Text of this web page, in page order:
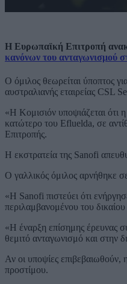
Η Ευρωπαϊκή Επιτροπή
κανόνων του ανταγωνισμού
Ο όμιλος θεωρείται ύποπτος
αυστραλιανής εταιρείας CSL
«Η Κομισιόν υποψιάζεται ότι
κατώτερο του Efluelda, σε
Επιτροπής.
Η εκστρατεία της Sanofi
Ο γαλλικός όμιλος αρνήθηκε
«Η Sanofi πιστεύει ότι
περιλαμβανομένου του
«Η έναρξη επίσημης έρευνας
θεμιτό ανταγωνισμό και στην
Αν οι υποψίες
προστίμου.